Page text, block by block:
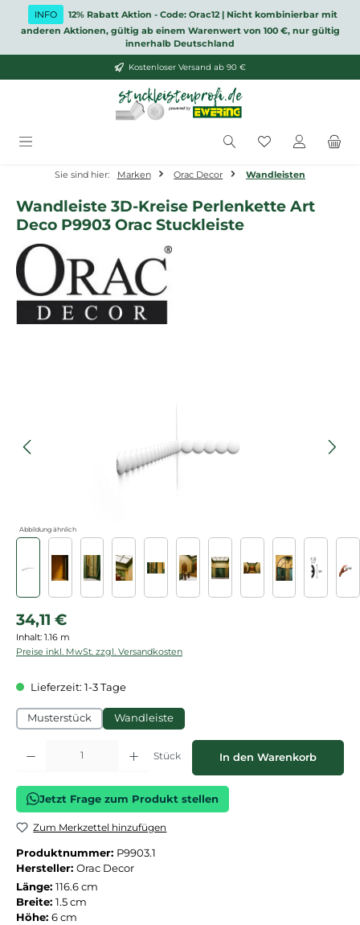
Zum Hauptinhalt springen
INFO
12% Rabatt Aktion - Code: Orac12 | Nicht kombinierbar mit
anderen Aktionen, gültig ab einem Warenwert von 100 €, nur gültig
innerhalb Deutschland
Kostenloser Versand ab 90 €
Du hast 0
Sie sind hier: Marken Orac Decor Wandleisten
Wandleiste 3D-Kreise Perlenkette Art
Deco P9903 Orac Stuckleiste
Abbildung ähnlich
Regulärer Preis:
34,11 €
Inhalt: 1.16 m
Preise inkl. MwSt. zzgl. Versandkosten
Lieferzeit: 1-3 Tage
Musterstück Wandleiste
Produkt Anzahl: Gib den gewünschten Wert ein oder benutze die
Stück In den Warenkorb
Jetzt Frage zum Produkt stellen
Zum Merkzettel hinzufügen
Produktnummer: P9903.1
Hersteller: Orac Decor
Länge: 116.6 cm
Breite: 1.5 cm
Höhe: 6 cm